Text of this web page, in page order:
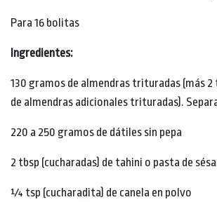
Para 16 bolitas
Ingredientes:
130 gramos de almendras trituradas (más 2
de almendras adicionales trituradas).
220 a 250 gramos de dátiles sin pepa
2 tbsp (cucharadas) de tahini o pasta de
¼ tsp (cucharadita) de canela en polvo